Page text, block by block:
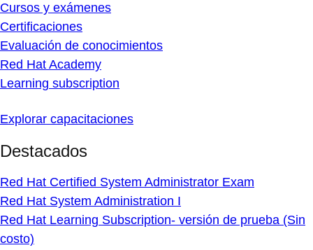
Cursos y exámenes
Certificaciones
Evaluación de conocimientos
Red Hat Academy
Learning subscription
Explorar capacitaciones
Destacados
Red Hat Certified System Administrator Exam
Red Hat System Administration I
Red Hat Learning Subscription- versión de prueba (Sin
costo)